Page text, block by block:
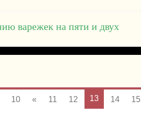
варежек на пяти и двух
10 « 11 12 13 14 15